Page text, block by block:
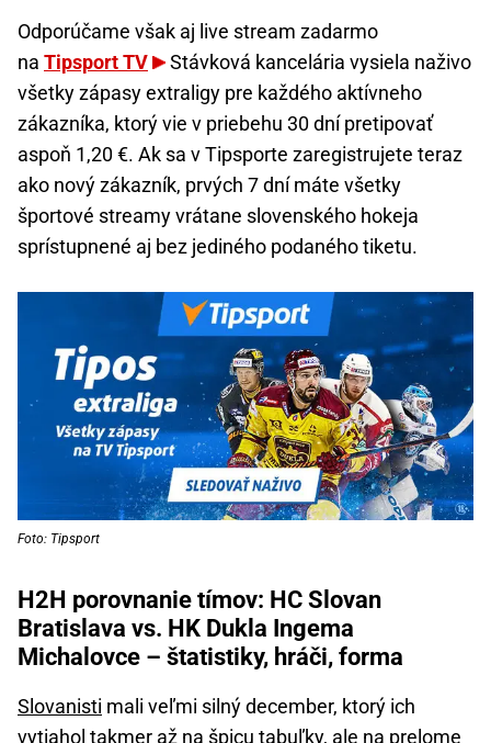
Odporúčame však aj live stream zadarmo
na Tipsport TV
Stávková kancelária vysiela naživo
všetky zápasy extraligy pre každého aktívneho
zákazníka, ktorý vie v priebehu 30 dní pretipovať
aspoň 1,20 €. Ak sa v Tipsporte zaregistrujete teraz
ako nový zákazník, prvých 7 dní máte všetky
športové streamy vrátane slovenského hokeja
sprístupnené aj bez jediného podaného tiketu.
Foto: Tipsport
H2H porovnanie tímov: HC Slovan
Bratislava vs. HK Dukla Ingema
Michalovce – štatistiky, hráči, forma
Slovanisti mali veľmi silný december, ktorý ich
vytiahol takmer až na špicu tabuľky, ale na prelome